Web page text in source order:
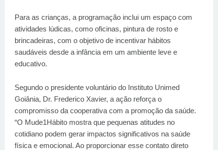
Para as crianças, a programação inclui um espaço com
atividades lúdicas, como oficinas, pintura de rosto e
brincadeiras, com o objetivo de incentivar hábitos
saudáveis desde a infância em um ambiente leve e
educativo.
Segundo o presidente voluntário do Instituto Unimed
Goiânia, Dr. Frederico Xavier, a ação reforça o
compromisso da cooperativa com a promoção da saúde.
“O Mude1Hábito mostra que pequenas atitudes no
cotidiano podem gerar impactos significativos na saúde
física e emocional. Ao proporcionar esse contato direto